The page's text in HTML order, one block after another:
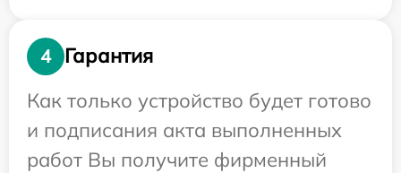
4
Гарантия
Как только устройство будет готово
и подписания акта выполненных
работ Вы получите фирменный